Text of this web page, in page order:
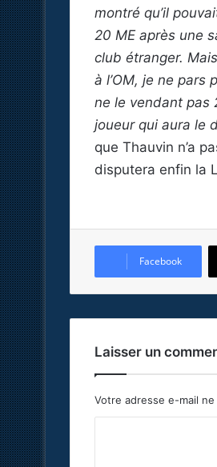
montré qu’il
20 ME après une
club étranger.
à l’OM, je ne pars
ne le vendant pas
joueur qui aura le
que Thauvin n’a
disputera enfin la
Facebook
Laisser un
Votre adresse e-mail